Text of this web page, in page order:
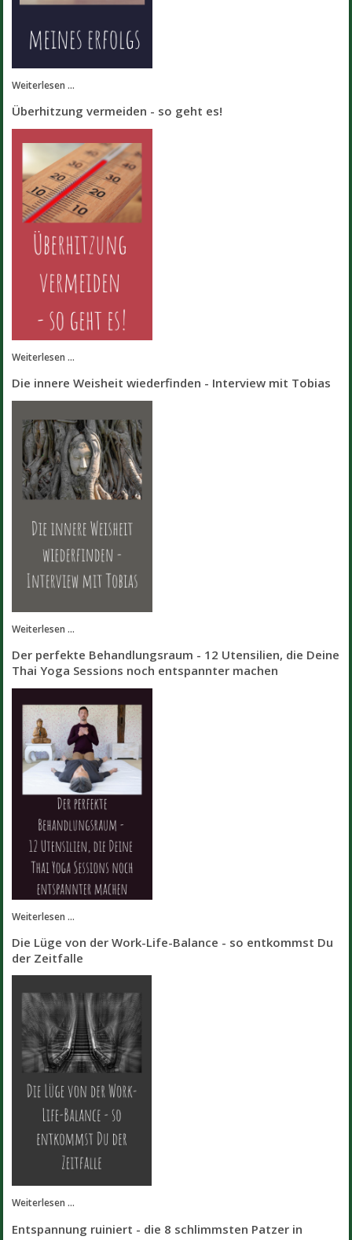
Weiterlesen ...
Überhitzung vermeiden - so geht es!
Weiterlesen ...
Die innere Weisheit wiederfinden - Interview mit Tobias
Weiterlesen ...
Der perfekte Behandlungsraum - 12 Utensilien, die Deine
Thai Yoga Sessions noch entspannter machen
Weiterlesen ...
Die Lüge von der Work-Life-Balance - so entkommst Du
der Zeitfalle
Weiterlesen ...
Entspannung ruiniert - die 8 schlimmsten Patzer in